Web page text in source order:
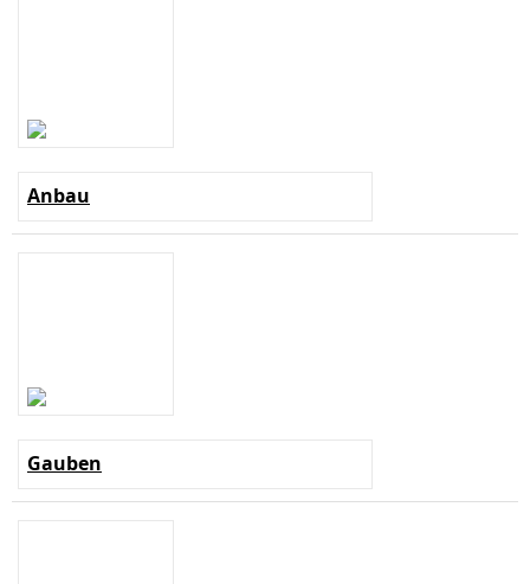
Anbau
Gauben